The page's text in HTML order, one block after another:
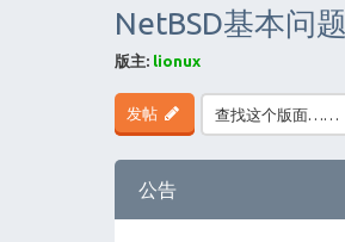
NetBSD基本问题
版主: lionux
发帖
公告